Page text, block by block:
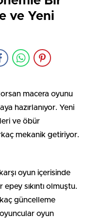
ve Yeni
macera oyunu
hazırlanıyor. Yeni
ve öbür
mekanik getiriyor.
oyun içerisinde
sıkıntı olmuştu.
güncelleme
oyun